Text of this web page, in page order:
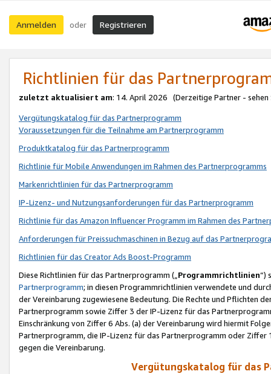
Anmelden oder Registrieren
Richtlinien für das
zuletzt aktualisiert am: 14. April 2026 (Derzeitige Partner - sehen
Vergütungskatalog für das Partnerprogramm
Voraussetzungen für die Teilnahme am Partnerprogramm
Produktkatalog für das Partnerprogramm
Richtlinie für Mobile Anwendungen im Rahmen des Partnerprogramms
Markenrichtlinien für das Partnerprogramm
IP-Lizenz- und Nutzungsanforderungen für das Partnerprogramm
Richtlinie für das Amazon Influencer Programm im Rahmen des
Anforderungen für Preissuchmaschinen in Bezug auf das
Richtlinien für das Creator Ads Boost-Programm
Diese Richtlinien für das Partnerprogramm („Programmrichtlinien“)
Partnerprogramm; in diesen Programmrichtlinien verwendete und
der Vereinbarung zugewiesene Bedeutung. Die Rechte und Pflichten
Partnerprogramm sowie Ziffer 3 der IP-Lizenz für das
Einschränkung von Ziffer 6 Abs. (a) der Vereinbarung wird hiermit
Partnerprogramm, die IP-Lizenz für das Partnerprogramm oder
gegen die Vereinbarung.
Vergütungskatalog für das